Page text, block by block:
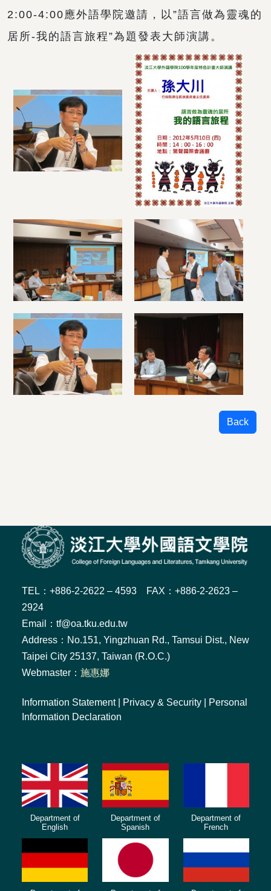
2:00-4:00應外語學院邀請，以”語言做為靈魂的
居所-我的語言旅程”為題發表大師演講。
Back
TEL：+886-2-2622 – 4593 FAX：+886-2-2623 –
2924
Email：tf@oa.tku.edu.tw
Address：No.151, Yingzhuan Rd., Tamsui Dist., New
Taipei City 25137, Taiwan (R.O.C.)
Webmaster： 施惠娜
Information Statement| Privacy & Security
Personal
Information Declaration
Department of
English
Department of
Spanish
Department of
French